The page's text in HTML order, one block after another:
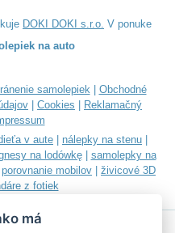
DOKI DOKI s.r.o. V ponuke
na auto
samolepiek| Obchodné
Cookies
Reklamačný
v aute nálepky na stenu
na lodówkę| samolepky na
porovnanie mobilov
živicové 3D
z fotiek
má